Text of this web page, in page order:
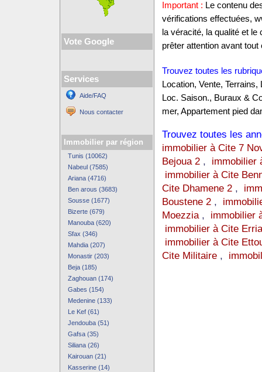
Vote Google
Services
Aide/FAQ
Nous contacter
Immobilier par région
Tunis (10062)
Nabeul (7585)
Ariana (4716)
Ben arous (3683)
Sousse (1677)
Bizerte (679)
Manouba (620)
Sfax (346)
Mahdia (207)
Monastir (203)
Beja (185)
Zaghouan (174)
Gabes (154)
Medenine (133)
Le Kef (61)
Jendouba (51)
Gafsa (35)
Siliana (26)
Kairouan (21)
Kasserine (14)
Important : Le contenu
vérifications effectuées,
la véracité, la qualité et
prêter attention avant tout
Trouvez toutes les
Location, Vente,
Loc. Saison., Buraux &
mer, Appartement pied
Trouvez toutes les
immobilier à Cite 7
Bejoua 2, immobilier
immobilier à Cite
Cite Dhamene 2,
Boustene 2,
Moezzia, immobilier
immobilier à Cite
immobilier à Cite
Cite Militaire,